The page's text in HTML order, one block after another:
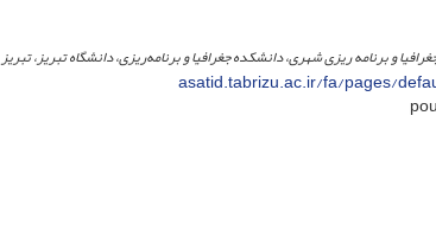
و برنامه ریزی شهری، دانشکده جغرافیا و برنامه‌ریزی، دانشگاه تبریز، تبریز
asatid.tabrizu.ac.ir/fa/pages/